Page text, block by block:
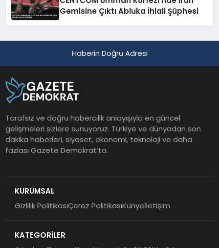
Gemisine Çıktı Abluka İhlali Şüphesi
Haberin Doğru Adresi
Tarafsız ve doğru habercilik anlayışıyla en güncel
gelişmeleri sizlere sunuyoruz. Türkiye ve dünyadan son
dakika haberleri, siyaset, ekonomi, teknoloji ve daha
fazlası Gazete Demokrat’ta.
KURUMSAL
Gizlilik PolitikasıÇerez PolitikasıKünyeİletişim
KATEGORİLER